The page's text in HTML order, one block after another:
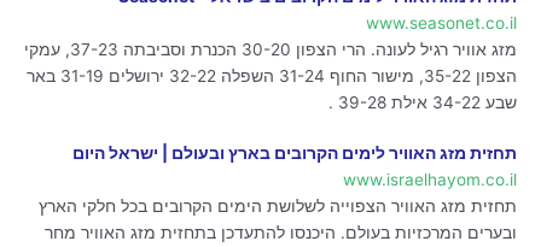
www.seasonet.co.il
מזג אוויר רגיל לעונה. הרי הצפון 30-20 הכנרת וסביבתה 37-23, עמקי
הצפון 35-22, מישור החוף 31-24 השפלה 32-22 ירושלים 31-19 באר
שבע 34-22 אילת 39-28 .
תחזית מזג האוויר לימים הקרובים בארץ ובעולם | ישראל היום
www.israelhayom.co.il
תחזית מזג האוויר הצפוייה לשלושת הימים הקרובים בכל חלקי הארץ
ובערים המרכזיות בעולם. היכנסו להתעדכן בתחזית מזג האוויר מחר